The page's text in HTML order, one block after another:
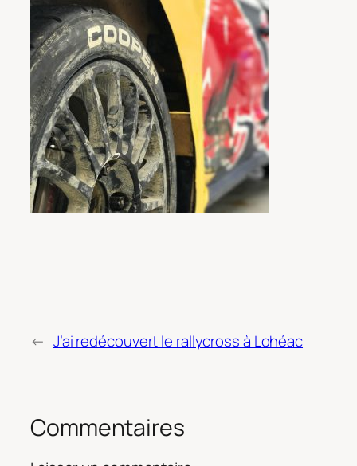
← J’ai redécouvert le rallycross à Lohéac
Commentaires